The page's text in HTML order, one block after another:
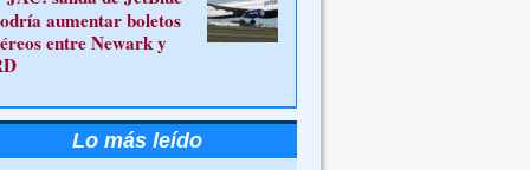
aumentar boletos
entre Newark y
Lo más leído